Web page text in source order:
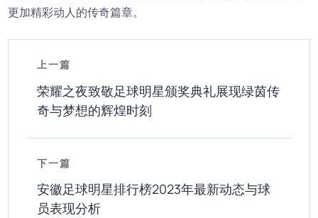
更加精彩动人的传奇篇章。
上一篇
荣耀之夜致敬足球明星颁奖典礼展现绿茵传
奇与梦想的辉煌时刻
下一篇
安徽足球明星排行榜2023年最新动态与球
员表现分析